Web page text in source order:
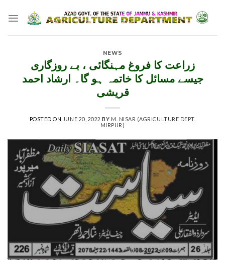
NEWS
زراعت کا فروغ مہنگائی ، بے روزگاری
جیسے مسائل کا خاتمہ ہو گا۔ ارشاد احمد
قریشی
POSTED ON JUNE 20, 2022 BY M. NISAR (AGRICULTURE DEPT.
MIRPUR)